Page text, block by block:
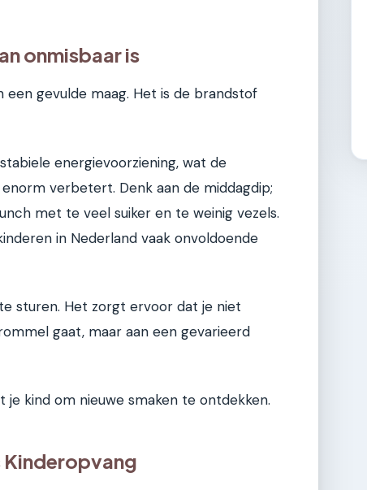
onmisbaar is
een gevulde maag. Het is de brandstof
energievoorziening, wat de
verbetert. Denk aan de middagdip;
met te veel suiker en te weinig vezels.
in Nederland vaak onvoldoende
sturen. Het zorgt ervoor dat je niet
gaat, maar aan een gevarieerd
kind om nieuwe smaken te ontdekken.
Kinderopvang